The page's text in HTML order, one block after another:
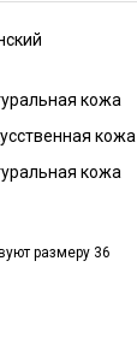
кожа
кожа
кожа
размеру 36